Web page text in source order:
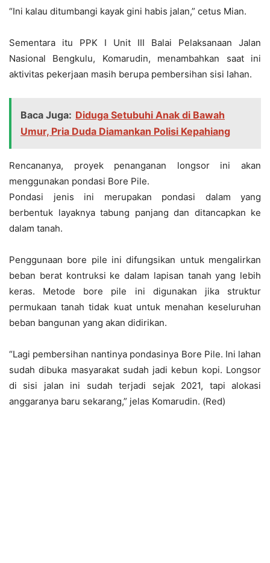
“Ini kalau ditumbangi kayak gini habis jalan,” cetus Mian.
Sementara itu PPK I Unit III Balai Pelaksanaan Jalan
Nasional Bengkulu, Komarudin, menambahkan saat ini
aktivitas pekerjaan masih berupa pembersihan sisi lahan.
Baca Juga: Diduga Setubuhi Anak di Bawah
Umur, Pria Duda Diamankan Polisi Kepahiang
Rencananya, proyek penanganan longsor ini akan
menggunakan pondasi Bore Pile.
Pondasi jenis ini merupakan pondasi dalam yang
berbentuk layaknya tabung panjang dan ditancapkan ke
dalam tanah.
Penggunaan bore pile ini difungsikan untuk mengalirkan
beban berat kontruksi ke dalam lapisan tanah yang lebih
keras. Metode bore pile ini digunakan jika struktur
permukaan tanah tidak kuat untuk menahan keseluruhan
beban bangunan yang akan didirikan.
“Lagi pembersihan nantinya pondasinya Bore Pile. Ini lahan
sudah dibuka masyarakat sudah jadi kebun kopi. Longsor
di sisi jalan ini sudah terjadi sejak 2021, tapi alokasi
anggaranya baru sekarang,” jelas Komarudin. (Red)